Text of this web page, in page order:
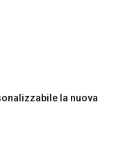
la nuova